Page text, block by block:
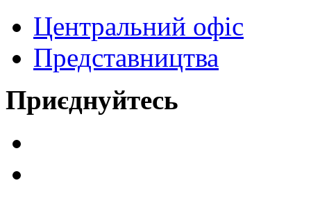
Центральний офіс
Представництва
Приєднуйтесь